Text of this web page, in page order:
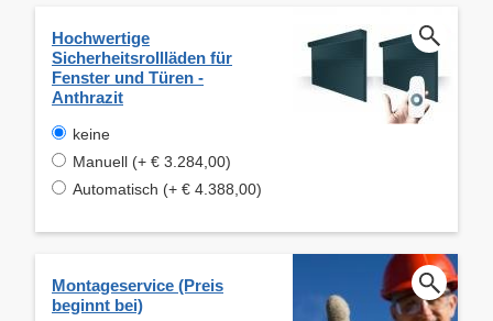
Hochwertige
Sicherheitsrollläden für
Fenster und Türen -
Anthrazit
keine
Manuell (+ € 3.284,00)
Automatisch (+ € 4.388,00)
Montageservice (Preis
beginnt bei)